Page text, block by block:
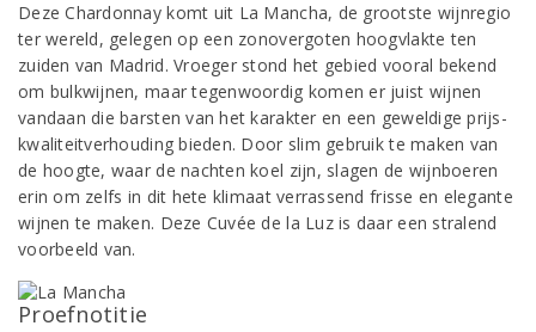
Deze Chardonnay komt uit La Mancha, de grootste wijnregio
ter wereld, gelegen op een zonovergoten hoogvlakte ten
zuiden van Madrid. Vroeger stond het gebied vooral bekend
om bulkwijnen, maar tegenwoordig komen er juist wijnen
vandaan die barsten van het karakter en een geweldige prijs-
kwaliteitverhouding bieden. Door slim gebruik te maken van
de hoogte, waar de nachten koel zijn, slagen de wijnboeren
erin om zelfs in dit hete klimaat verrassend frisse en elegante
wijnen te maken. Deze Cuvée de la Luz is daar een stralend
voorbeeld van.
Proefnotitie